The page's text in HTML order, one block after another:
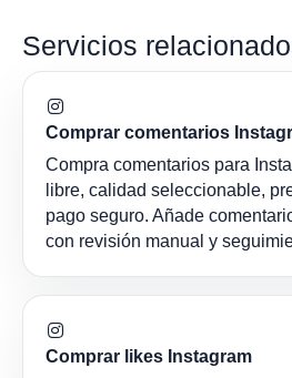
Servicios
Comprar comentarios
Compra comentarios para
libre, calidad seleccionable,
pago seguro. Añade
con revisión manual y
Comprar likes Instagram